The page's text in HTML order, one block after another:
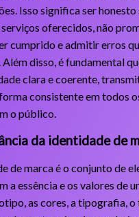
Isso significa ser honesto
oferecidos, não
cumprido e admitir erros
Além disso, é fundamental
clara e coerente,
consistente em todos
o público.
da identidade de
de marca é o conjunto de
a essência e os valores de
as cores, a tipografia, o